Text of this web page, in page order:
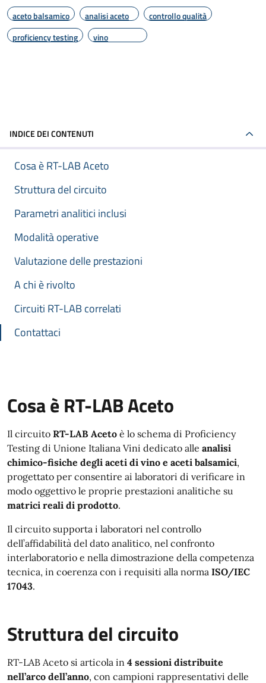
aceto balsamico
analisi aceto
controllo qualità
proficiency testing
vino
INDICE DEI CONTENUTI
Cosa è RT-LAB Aceto
Struttura del circuito
Parametri analitici inclusi
Modalità operative
Valutazione delle prestazioni
A chi è rivolto
Circuiti RT-LAB correlati
Contattaci
Cosa è RT-LAB Aceto
Il circuito RT-LAB Aceto è lo schema di Proficiency
Testing di Unione Italiana Vini dedicato alle analisi
chimico-fisiche degli aceti di vino e aceti balsamici,
progettato per consentire ai laboratori di verificare in
modo oggettivo le proprie prestazioni analitiche su
matrici reali di prodotto.
Il circuito supporta i laboratori nel controllo
dell’affidabilità del dato analitico, nel confronto
interlaboratorio e nella dimostrazione della competenza
tecnica, in coerenza con i requisiti alla norma ISO/IEC
17043.
Struttura del circuito
RT-LAB Aceto si articola in 4 sessioni distribuite
nell’arco dell’anno, con campioni rappresentativi delle